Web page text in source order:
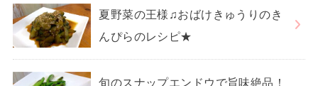
夏野菜の王様♫おばけきゅうりのき
んぴらのレシピ★
旬のスナップエンドウで旨味絶品！